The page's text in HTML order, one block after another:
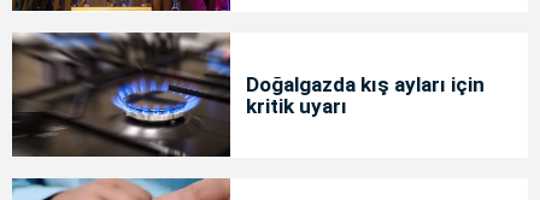
Doğalgazda kış ayları için
kritik uyarı